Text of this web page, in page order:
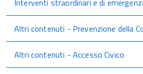
Interventi straordinari e di
Altri contenuti - Prevenzione della
Altri contenuti - Accesso Civico